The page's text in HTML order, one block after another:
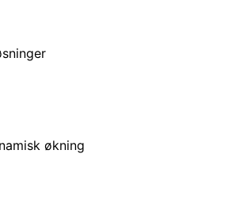
økning